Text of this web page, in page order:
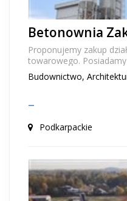
Proponujemy zakup
towarowego.
pozwolenia, oraz
zlokalizowa...
Budownictwo,
–
Podkarpackie